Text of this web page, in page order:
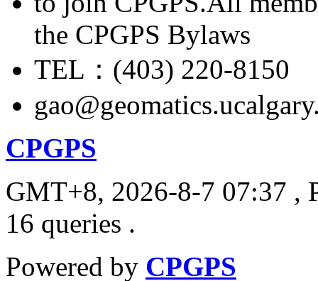
the CPGPS Bylaws
TEL：(403) 220-8150
CPGPS
GMT+8, 2026-8-7 07:37 ,
16 queries .
Powered by CPGPS